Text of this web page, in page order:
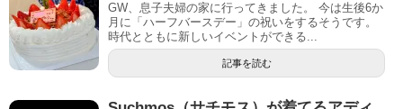
GW、息子夫婦の家に行ってきました。 今は生後6か
月に「ハーフバースデー」の祝いをするそうです。
時代とともに新しいイベントができる...
記事を読む